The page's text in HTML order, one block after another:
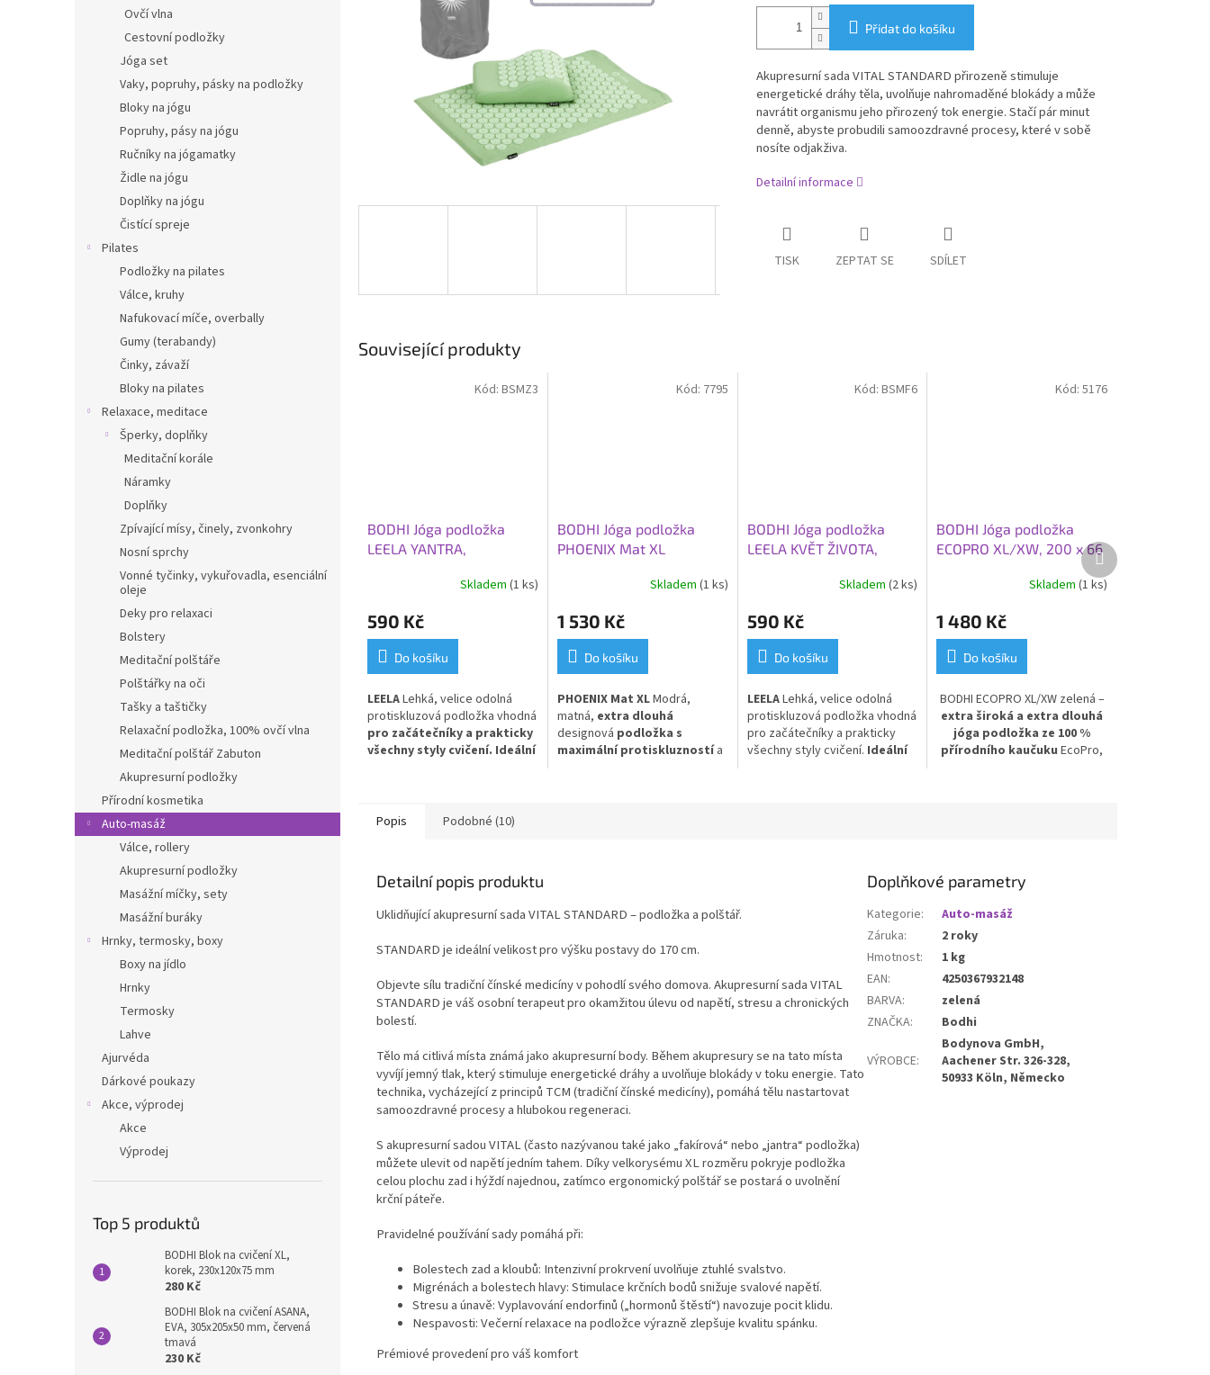
Ovčí vlna
Cestovní podložky
Jóga set
Vaky, popruhy, pásky na podložky
Bloky na jógu
Popruhy, pásy na jógu
Ručníky na jógamatky
Židle na jógu
Doplňky na jógu
Čistící spreje
Pilates
Podložky na pilates
Válce, kruhy
Nafukovací míče, overbally
Gumy (terabandy)
Činky, závaží
Bloky na pilates
Relaxace, meditace
Šperky, doplňky
Meditační korále
Náramky
Doplňky
Zpívající mísy, činely, zvonkohry
Nosní sprchy
Vonné tyčinky, vykuřovadla, esenciální
oleje
Deky pro relaxaci
Bolstery
Meditační polštáře
Polštářky na oči
Tašky a taštičky
Relaxační podložka, 100% ovčí vlna
Meditační polštář Zabuton
Akupresurní podložky
Přírodní kosmetika
Auto-masáž
Válce, rollery
Akupresurní podložky
Masážní míčky, sety
Masážní buráky
Hrnky, termosky, boxy
Boxy na jídlo
Hrnky
Termosky
Lahve
Ajurvéda
Dárkové poukazy
Akce, výprodej
Akce
Výprodej
Top 5 produktů
BODHI Blok na cvičení XL,
korek, 230x120x75 mm
280 Kč
BODHI Blok na cvičení ASANA,
EVA, 305x205x50 mm, červená
tmavá
230 Kč
Přidat do košíku
Akupresurní sada VITAL STANDARD přirozeně stimuluje
energetické dráhy těla, uvolňuje nahromaděné blokády a může
navrátit organismu jeho přirozený tok energie. Stačí pár minut
denně, abyste probudili samoozdravné procesy, které v sobě
nosíte odjakživa.
Detailní informace
TISK ZEPTAT SE SDÍLET
Související produkty
BODHI Jóga podložka
LEELA YANTRA,
Skladem (1 ks)
590 Kč
Do košíku
LEELALehká, velice odolná
protiskluzová podložka vhodná
pro začátečníky a prakticky
všechny styly cvičení. Ideální
Kód: BSMZ3
BODHI Jóga podložka
PHOENIX Mat XL
cm, modrá (matná)
Skladem (1 ks)
1 530 Kč
Do košíku
PHOENIX Mat XLModrá,
matná, extra dlouhá
designová podložka s
maximální protiskluznostía
Kód: 7795
BODHI Jóga podložka
LEELA KVĚT ŽIVOTA,
Skladem(2 ks)
590 Kč
Do košíku
LEELALehká, velice odolná
protiskluzová podložka vhodná
pro začátečníky a prakticky
všechny styly cvičení. Ideální
Kód:BSMF6
BODHI Jóga podložka
ECOPRO XL/XW, 200 x 66
Skladem (1 ks)
1 480 Kč
Do košíku
BODHI ECOPRO XL/XW zelená –
extra široká a extra dlouhá
jóga podložka ze 100 %
přírodního kaučuku EcoPro,
maximální komfort a podporu.
Kód: 5176
Další
produkt
Popis Podobné (10)
Detailní popis produktu
Uklidňující akupresurní sada VITAL STANDARD – podložka a polštář.
STANDARD je ideální velikost pro výšku postavy do 170 cm.
Objevte sílu tradiční čínské medicíny v pohodlí svého domova. Akupresurní sada VITAL
STANDARD je váš osobní terapeut pro okamžitou úlevu od napětí, stresu a chronických
bolestí.
Tělo má citlivá místa známá jako akupresurní body. Během akupresury se na tato místa
vyvíjí jemný tlak, který stimuluje energetické dráhy a uvolňuje blokády v toku energie. Tato
technika, vycházející z principů TCM (tradiční čínské medicíny), pomáhá tělu nastartovat
samoozdravné procesy a hlubokou regeneraci.
S akupresurní sadou VITAL (často nazývanou také jako „fakírová“ nebo „jantra“ podložka)
můžete ulevit od napětí jedním tahem. Díky velkorysému XL rozměru pokryje podložka
celou plochu zad i hýždí najednou, zatímco ergonomický polštář se postará o uvolnění
krční páteře.
Pravidelné používání sady pomáhá při:
Bolestech zad a kloubů: Intenzivní prokrvení uvolňuje ztuhlé svalstvo.
Migrénách a bolestech hlavy: Stimulace krčních bodů snižuje svalové napětí.
Stresu a únavě: Vyplavování endorfinů („hormonů štěstí“) navozuje pocit klidu.
Nespavosti: Večerní relaxace na podložce výrazně zlepšuje kvalitu spánku.
Prémiové provedení pro váš komfort
Doplňkové parametry
Kategorie:
Auto-masáž
Záruka:
2 roky
Hmotnost:
1 kg
EAN:
4250367932148
BARVA:
zelená
ZNAČKA: Bodhi
VÝROBCE:
Bodynova GmbH,
Aachener Str. 326-328,
50933 Köln, Německo